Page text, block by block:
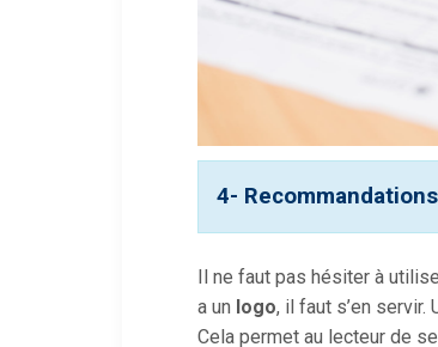
4-
Il ne faut pas hésiter à
a un logo, il faut s’en servir.
Cela permet au lecteur de